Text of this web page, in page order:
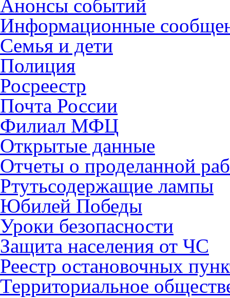
Анонсы событий
Информационные
Семья и дети
Полиция
Росреестр
Почта России
Филиал МФЦ
Открытые данные
Отчеты о проделанной
Ртутьсодержащие лампы
Юбилей Победы
Уроки безопасности
Защита населения от ЧС
Реестр остановочных
Территориальное